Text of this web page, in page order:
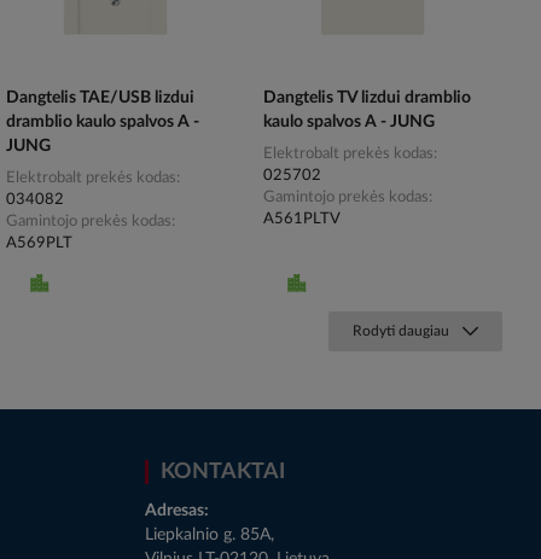
Dangtelis TAE/USB lizdui
dramblio kaulo spalvos A -
JUNG
Elektrobalt prekės kodas
034082
Gamintojo prekės kodas
A569PLT
Dangtelis TV lizdui dramblio
kaulo spalvos A - JUNG
Elektrobalt prekės kodas
025702
Gamintojo prekės kodas
A561PLTV
Rodyti daugiau
KONTAKTAI
Adresas:
Liepkalnio g. 85A,